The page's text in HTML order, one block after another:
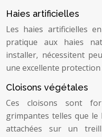
Haies artificielles
Les haies artificielles
pratique aux haies
installer, nécessitent
une excellente
Cloisons végétales
Ces cloisons sont
grimpantes telles que
attachées sur un